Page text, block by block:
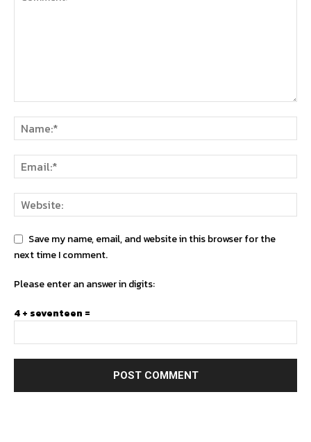
Save my name, email, and website in this browser for the
next time I comment.
Please enter an answer in digits:
4 + seventeen =